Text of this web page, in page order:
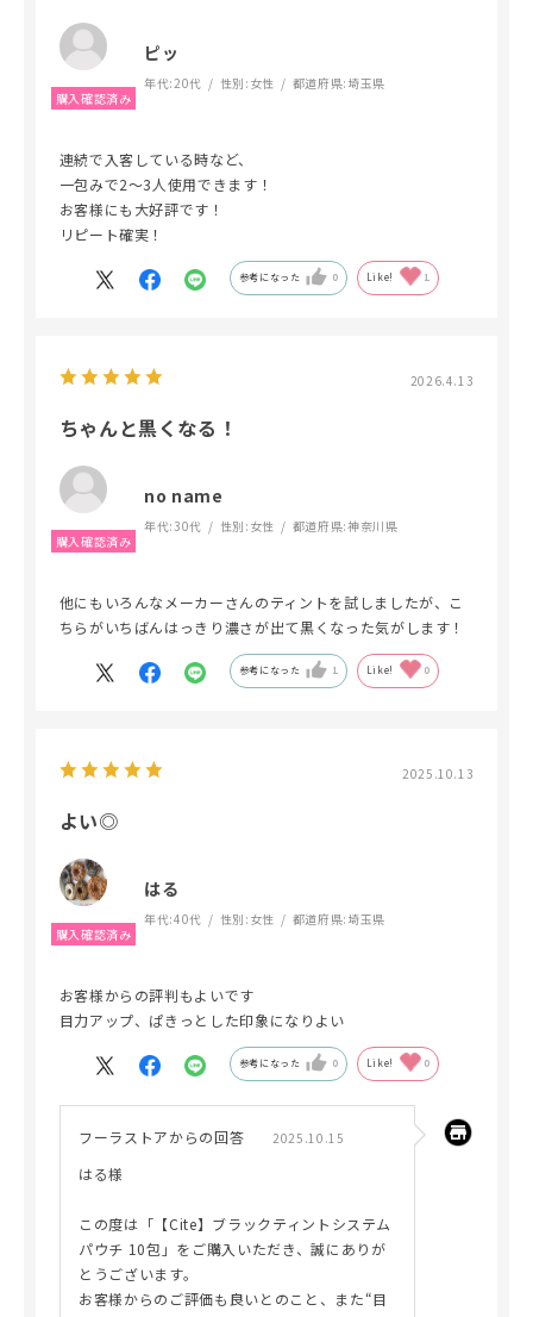
ピッ
年代: 20代 性別: 女性 都道府県: 埼玉県
連続で入客している時など、
一包みで2〜3人使用できます！
お客様にも大好評です！
リピート確実！
参考になった 0 Like! 1
2026.4.13
ちゃんと黒くなる！
no name
年代:30代 性別: 女性 都道府県:神奈川県
他にもいろんなメーカーさんのティントを試しましたが、こ
ちらがいちばんはっきり濃さが出て黒くなった気がします！
参考になった 1 Like! 0
2025.10.13
よい◎
はる
年代:40代 性別: 女性 都道府県: 埼玉県
お客様からの評判もよいです
目力アップ、ぱきっとした印象になりよい
参考になった 0 Like! 0
フーラストアからの回答 2025.10.15
はる様
この度は「【Cite】ブラックティントシステム
パウチ 10包」をご購入いただき、誠にありが
とうございます。
お客様からのご評価も良いとのこと、また“目